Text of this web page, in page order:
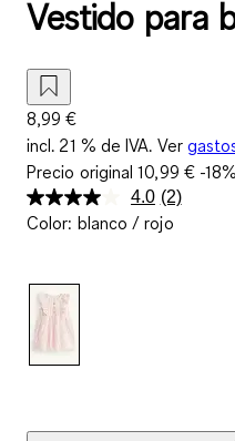
Vestido para
8,99 €
incl. 21 % de IVA. Ver
Precio original10,99 €-18%
4.0 Lea
2
(2)
Color: blanco / rojo